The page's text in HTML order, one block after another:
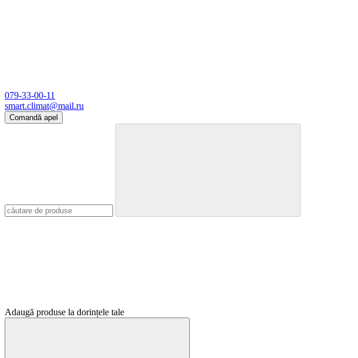
079-33-00-11
smart.climat@mail.ru
Comandă apel
Adaugă produse la dorințele tale